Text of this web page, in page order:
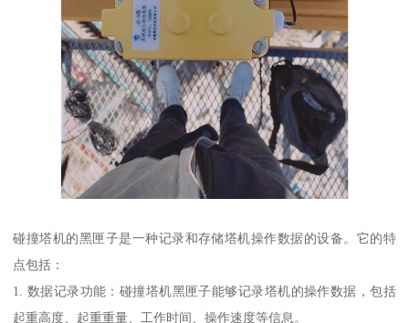
碰撞塔机的黑匣子是一种记录和存储塔机操作数据的设备。它的特
点包括：
1. 数据记录功能：碰撞塔机黑匣子能够记录塔机的操作数据，包括
起重高度、起重重量、工作时间、操作速度等信息。